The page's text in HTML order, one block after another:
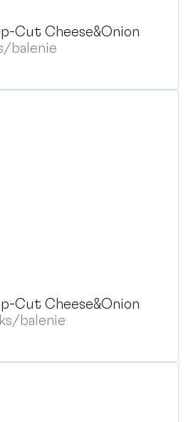
Cut Cheese&Onion
balenie
Cut Cheese&Onion
balenie